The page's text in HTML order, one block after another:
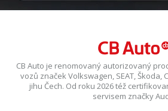
CB Auto je renomovaný autorizovaný
vozů značek Volkswagen, SEAT, Škoda,
jihu Čech. Od roku 2026 též
servisem značky